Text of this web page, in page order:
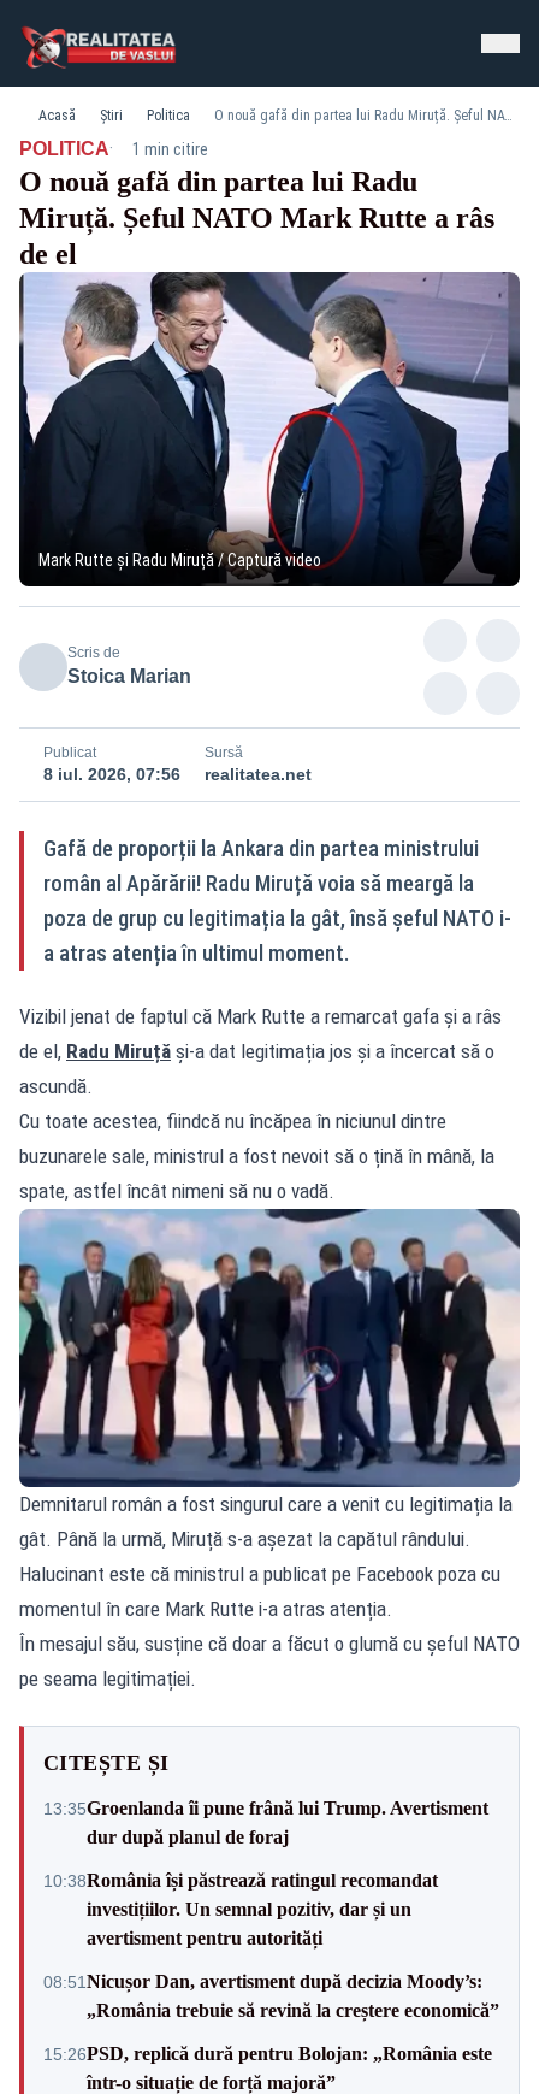
Acasă Știri Politica O nouă gafă din partea lui Radu Miruță. Șeful NATO Mark Rutte a râs de el
POLITICA· 1 min citire
O nouă gafă din partea lui Radu
Miruță. Șeful NATO Mark Rutte a râs
de el
Mark Rutte și Radu Miruță / Captură video
Scris de
Stoica Marian
Publicat
8 iul. 2026, 07:56
Sursă
realitatea.net
Gafă de proporții la Ankara din partea ministrului
român al Apărării! Radu Miruță voia să meargă la
poza de grup cu legitimația la gât, însă șeful NATO i-
a atras atenția în ultimul moment.
Vizibil jenat de faptul că Mark Rutte a remarcat gafa și a râs
de el, Radu Miruță și-a dat legitimația jos și a încercat să o
ascundă.
Cu toate acestea, fiindcă nu încăpea în niciunul dintre
buzunarele sale, ministrul a fost nevoit să o țină în mână, la
spate, astfel încât nimeni să nu o vadă.
Demnitarul român a fost singurul care a venit cu legitimația la
gât. Până la urmă, Miruță s-a așezat la capătul rândului.
Halucinant este că ministrul a publicat pe Facebook poza cu
momentul în care Mark Rutte i-a atras atenția.
În mesajul său, susține că doar a făcut o glumă cu șeful NATO
pe seama legitimației.
CITEȘTE ȘI
13:35Groenlanda îi pune frână lui Trump. Avertisment
dur după planul de foraj
10:38România își păstrează ratingul recomandat
investițiilor. Un semnal pozitiv, dar și un
avertisment pentru autorități
08:51Nicușor Dan, avertisment după decizia Moody’s:
„România trebuie să revină la creștere economică”
15:26PSD, replică dură pentru Bolojan: „România este
într-o situație de forță majoră”